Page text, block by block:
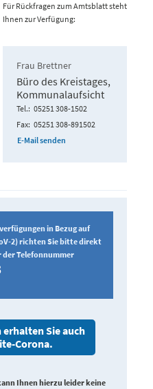
Für Rückfragen zum Amtsblatt steht
Ihnen zur Verfügung:
Frau Brettner
Büro des Kreistages,
Kommunalaufsicht
Tel. 05251 308-1502
Fax 05251 308-891502
E-Mail senden
in Bezug auf
2) richten Sie bitte direkt
der Telefonnummer
Sie auch
Corona.
Ihnen hierzu leider keine